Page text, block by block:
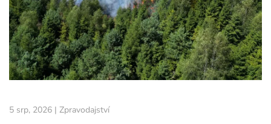
5 srp, 2026 | Zpravodajství